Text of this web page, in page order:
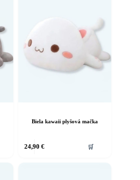
Biela kawaii plyšová mačka
24,90 € 🛒